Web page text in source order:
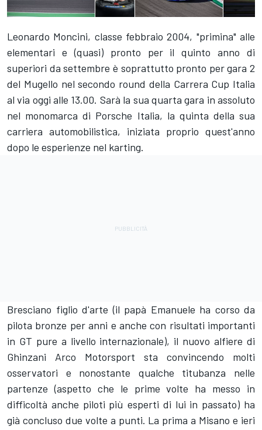
Leonardo Moncini, classe febbraio 2004, "primina" alle
elementari e (quasi) pronto per il quinto anno di
superiori da settembre è soprattutto pronto per gara 2
del Mugello nel secondo round della Carrera Cup Italia
al via oggi alle 13.00. Sarà la sua quarta gara in assoluto
nel monomarca di Porsche Italia, la quinta della sua
carriera automobilistica, iniziata proprio quest'anno
dopo le esperienze nel karting.
Bresciano figlio d'arte (il papà Emanuele ha corso da
pilota bronze per anni e anche con risultati importanti
in GT pure a livello internazionale), il nuovo alfiere di
Ghinzani Arco Motorsport sta convincendo molti
osservatori e nonostante qualche titubanza nelle
partenze (aspetto che le prime volte ha messo in
difficoltà anche piloti più esperti di lui in passato) ha
già concluso due volte a punti. La prima a Misano e ieri